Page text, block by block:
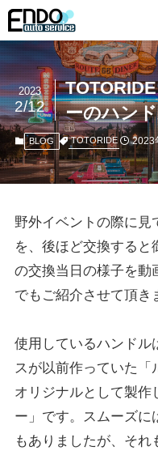
ーのハン
2023
2/12
BLOG TOTORIDE 2023
野外イベントの際に見
を、後ほど交換すると
の交換当日の様子を動
でもご紹介させて頂き
使用しているハンドル
スが以前作っていた
オリジナルとして製作
ー」です。スムーズに
もありましたが、そ